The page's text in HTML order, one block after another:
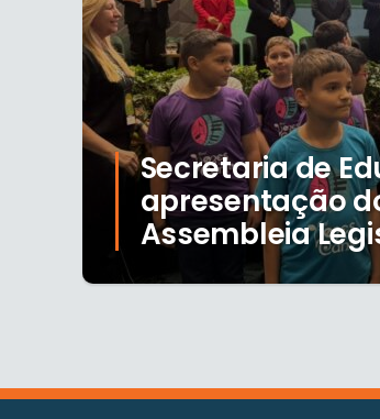
Secretaria de
apresentação
Assembleia